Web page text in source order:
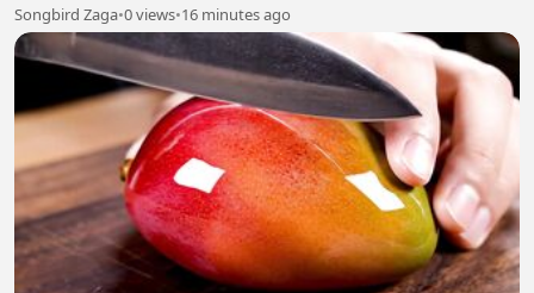
Songbird Zaga•0 views•16 minutes ago